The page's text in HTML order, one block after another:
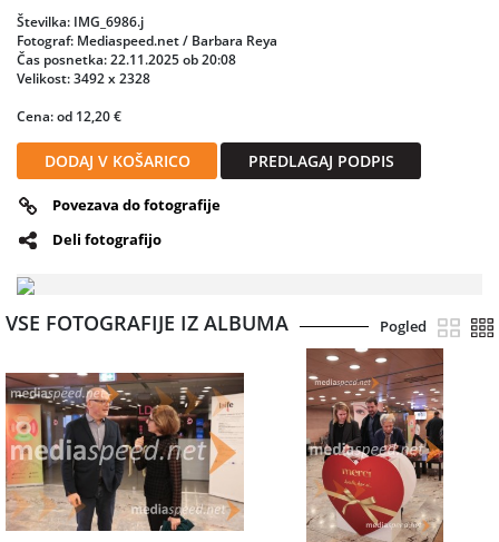
Številka: IMG_6986.j
Fotograf: Mediaspeed.net / Barbara Reya
Čas posnetka: 22.11.2025 ob 20:08
Velikost: 3492 x 2328
Cena: od 12,20 €
DODAJ V KOŠARICO PREDLAGAJ PODPIS
Povezava do fotografije
Deli fotografijo
VSE FOTOGRAFIJE IZ ALBUMA Pogled